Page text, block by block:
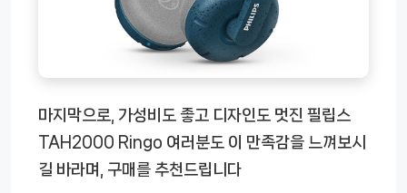
마지막으로, 가성비도 좋고 디자인도 멋진 필립스
TAH2000 Ringo 여러분도 이 만족감을 느껴보시
길 바라며, 구매를 추천드립니다